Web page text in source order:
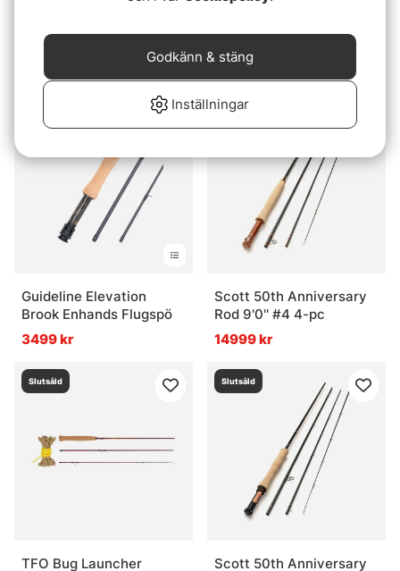
Nymph Enhands Flugspö
Betyg:
Guideline Elevation
Brook Enhands Flugspö
3499 kr
Slutsåld
Scott 50th Anniversary
Rod 9'0'' #4 4-pc
14999 kr
Slutsåld
TFO Bug Launcher
Slutsåld
Scott 50th Anniversary
Inställningar
Godkänn & stäng